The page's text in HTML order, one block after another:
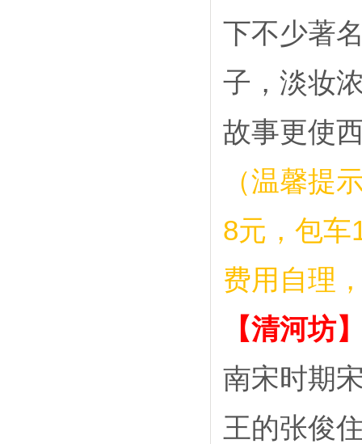
下不少著
子，淡妆
故事更使
（温馨提
8元，包车
费用自理
【清河坊
南宋时期
王的张俊